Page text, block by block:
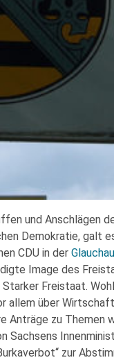
und Anschlägen
Demokratie, galt
CDU in der
Image des
Freistaat.
allem über
Anträge zu Themen
Sachsens
zur